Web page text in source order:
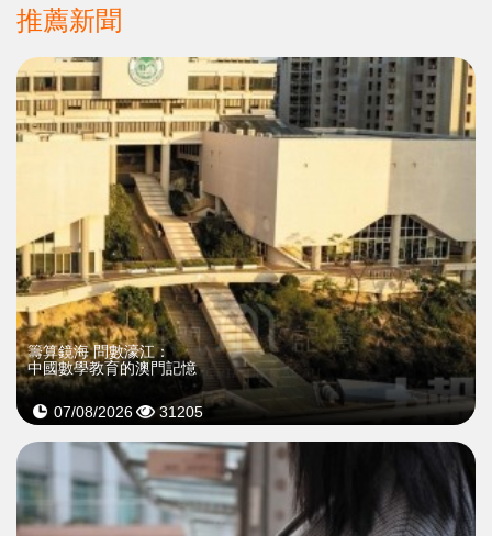
推薦新聞
籌算鏡海 問數濠江：
中國數學教育的澳門記憶
07/08/2026 31205